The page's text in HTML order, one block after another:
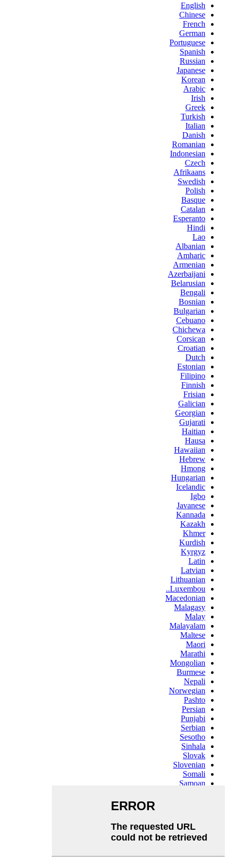
English
Chinese
French
German
Portuguese
Spanish
Russian
Japanese
Korean
Arabic
Irish
Greek
Turkish
Italian
Danish
Romanian
Indonesian
Czech
Afrikaans
Swedish
Polish
Basque
Catalan
Esperanto
Hindi
Lao
Albanian
Amharic
Armenian
Azerbaijani
Belarusian
Bengali
Bosnian
Bulgarian
Cebuano
Chichewa
Corsican
Croatian
Dutch
Estonian
Filipino
Finnish
Frisian
Galician
Georgian
Gujarati
Haitian
Hausa
Hawaiian
Hebrew
Hmong
Hungarian
Icelandic
Igbo
Javanese
Kannada
Kazakh
Khmer
Kurdish
Kyrgyz
Latin
Latvian
Lithuanian
Luxembou..
Macedonian
Malagasy
Malay
Malayalam
Maltese
Maori
Marathi
Mongolian
Burmese
Nepali
Norwegian
Pashto
Persian
Punjabi
Serbian
Sesotho
Sinhala
Slovak
Slovenian
Somali
Samoan
Swahili
Tajik